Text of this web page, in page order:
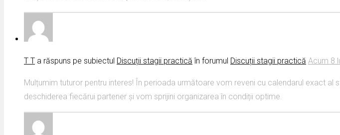
T T a răspuns pe subiectul Discuții stagii practică în forumul Discuții stagii practică Acum 8
Mulțumim tuturor pentru interes! În perioada următoare vom reveni cu calendarul exact
deschiderea fiecărui partener și vom sprijini organizarea în condiții optime.